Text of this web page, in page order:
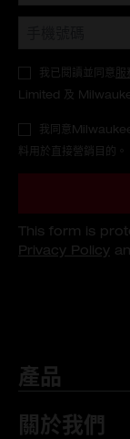
產品
關於我們
我已閱讀並同意 服
Limited 及
我同意
料用於直接營銷目的。
This form is
Privacy Policy